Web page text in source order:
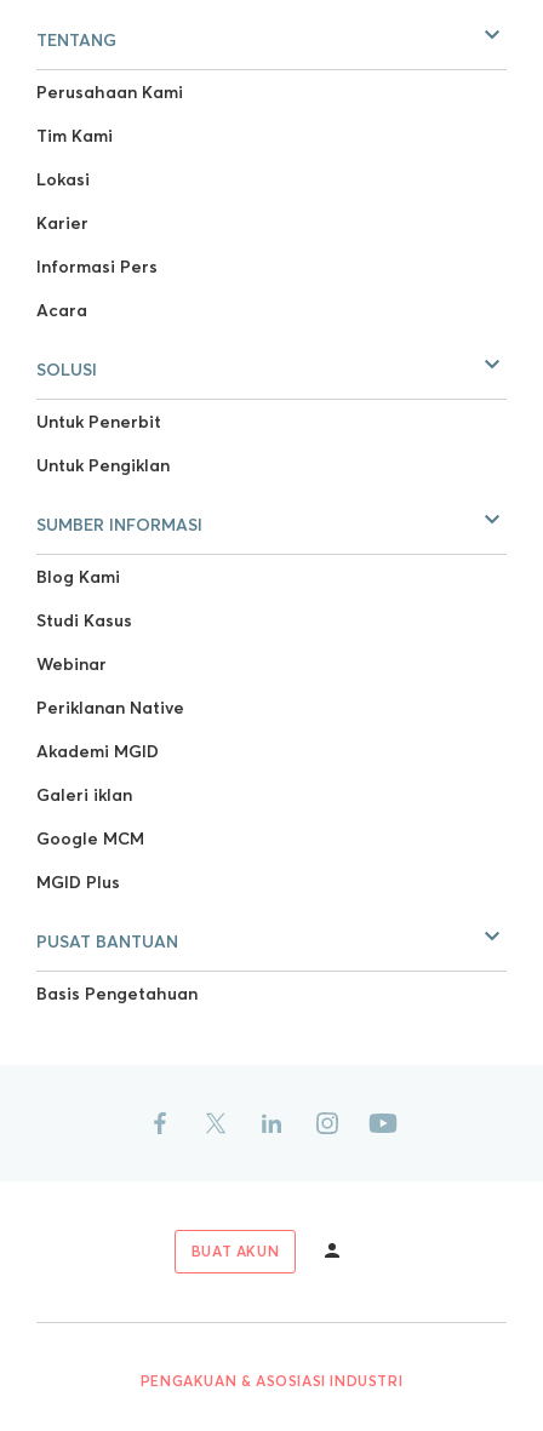
TENTANG
Perusahaan Kami
Tim Kami
Lokasi
Karier
Informasi Pers
Acara
SOLUSI
Untuk Penerbit
Untuk Pengiklan
SUMBER INFORMASI
Blog Kami
Studi Kasus
Webinar
Periklanan Native
Akademi MGID
Galeri iklan
Google MCM
MGID Plus
PUSAT BANTUAN
Basis Pengetahuan
BUAT AKUN
PENGAKUAN & ASOSIASI INDUSTRI